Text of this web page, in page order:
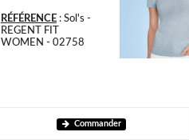
RÉFÉRENCE: Sol's -
REGENT FIT
WOMEN - 02758
Commander